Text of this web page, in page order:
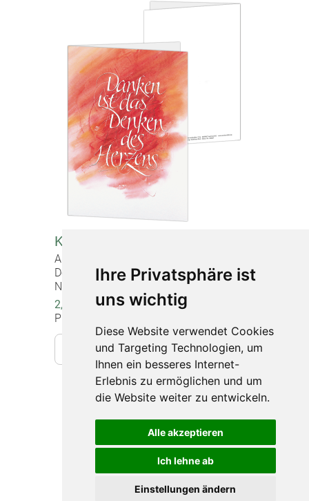
Ihre Privatsphäre ist
uns wichtig
Diese Website verwendet Cookies
und Targeting Technologien, um
Ihnen ein besseres Internet-
Erlebnis zu ermöglichen und um
die Website weiter zu entwickeln.
Alle akzeptieren
Ich lehne ab
Einstellungen ändern
Korrespondenzkarte "Danken"
Artikel-Nr. 20967
Doppelkarte mit Briefumschlag,
Normalformat (12 x 17 cm)
2,20 €
Preise inkl. gesetzlicher MwSt.
In den Warenkorb
Datenschutz
Barrierefreiheit
Widerruf
Sitemap